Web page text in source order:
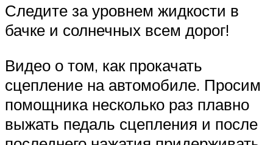
Следите за уровнем жидкости в
бачке и солнечных всем дорог!
Видео о том, как прокачать
сцепление на автомобиле. Просим
помощника несколько раз плавно
выжать педаль сцепления и после